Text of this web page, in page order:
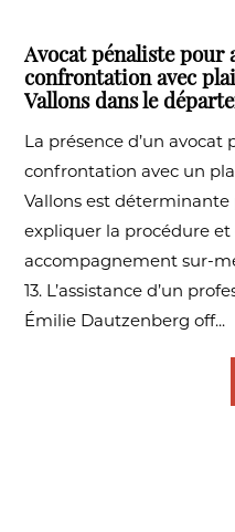
Avocat pénaliste pour
confrontation avec
Vallons dans le
La présence d’un avocat
confrontation avec un
Vallons est déterminante
expliquer la procédure
accompagnement sur-
13. L’assistance d’un
Émilie Dautzenberg off...